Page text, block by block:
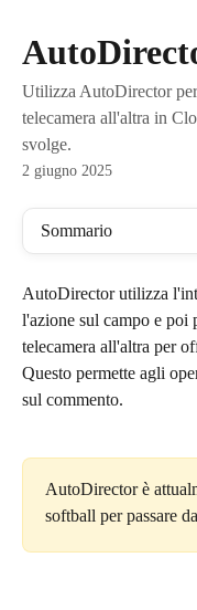
Utilizza AutoDirector per
telecamera all'altra in
svolge.
2 giugno 2025
Sommario
AutoDirector utilizza
l'azione sul campo e poi
telecamera all'altra per
Questo permette agli
sul commento.
AutoDirector è
softball per passare